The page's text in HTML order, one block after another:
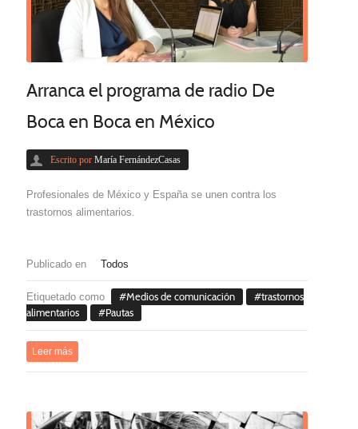
Arranca el programa de radio De
Boca en Boca en México
Escrito por María FernándezCasas
Profesionales de México y España se unen contra los
trastornos alimentarios.
Publicado en Todos
Etiquetado como Medios de comunicación
trastornos
alimentarios
Pautas
Leer más